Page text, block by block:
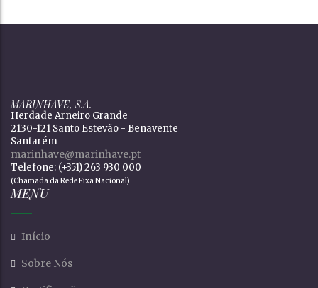
MARINHAVE, S.A.
Herdade Arneiro Grande
2130-121 Santo Estevão - Benavente
Santarém
marinhave@marinhave.pt
Telefone: (+351) 263 930 000
(Chamada da Rede Fixa Nacional)
MENU
Início
Sobre Nós